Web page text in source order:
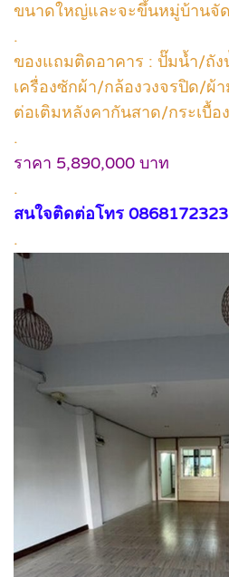
ขนาดใหญ่และจะขึ้นหมู่บ้านจั
.
ของแถมติดอาคาร : ปั๊มน้ำ/ถั
เครื่องซักผ้า/กล้องวงจรปิด/ผ้
ต่อเติมหลังคากันสาด/กระเบื้อ
.
ราคา 5,890,000 บาท
.
สนใจติดต่อโทร
.